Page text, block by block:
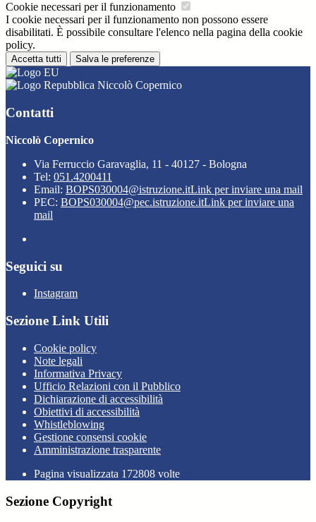
Cookie necessari per il funzionamento
I cookie necessari per il funzionamento non possono essere
disabilitati. È possibile consultare l'elenco nella pagina della cookie
policy.
Accetta tutti Salva le preferenze
Niccolò Copernico
Contatti
Niccolò Copernico
Via Ferruccio Garavaglia, 11 - 40127 - Bologna
Tel: 051.4200411
Email: BOPS030004@istruzione.itLink per inviare una mail
PEC: BOPS030004@pec.istruzione.itLink per inviare una
mail
Seguici su
Instagram
Sezione Link Utili
Cookie policy
Note legali
Informativa Privacy
Ufficio Relazioni con il Pubblico
Dichiarazione di accessibilità
Obiettivi di accessibilità
Whistleblowing
Gestione consensi cookie
Amministrazione trasparente
Pagina visualizzata 172808 volte
Sezione Copyright